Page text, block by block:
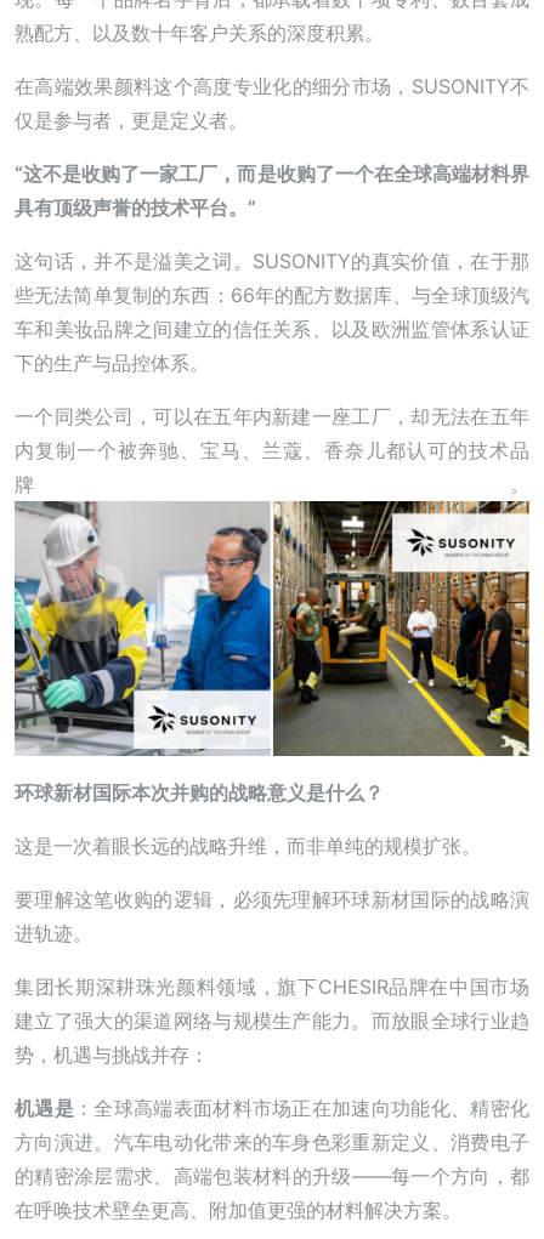
熟配方、以及数十年客户关系的深度积累。
在高端效果颜料这个高度专业化的细分市场，SUSONITY不
仅是参与者，更是定义者。
“这不是收购了一家工厂，而是收购了一个在全球高端材料界
具有顶级声誉的技术平台。”
这句话，并不是溢美之词。SUSONITY的真实价值，在于那
些无法简单复制的东西：66年的配方数据库、与全球顶级汽
车和美妆品牌之间建立的信任关系、以及欧洲监管体系认证
下的生产与品控体系。
一个同类公司，可以在五年内新建一座工厂，却无法在五年
内复制一个被奔驰、宝马、兰蔻、香奈儿都认可的技术品
牌。
环球新材国际本次并购的战略意义是什么？
这是一次着眼长远的战略升维，而非单纯的规模扩张。
要理解这笔收购的逻辑，必须先理解环球新材国际的战略演
进轨迹。
集团长期深耕珠光颜料领域，旗下CHESIR品牌在中国市场
建立了强大的渠道网络与规模生产能力。而放眼全球行业趋
势，机遇与挑战并存：
机遇是：全球高端表面材料市场正在加速向功能化、精密化
方向演进。汽车电动化带来的车身色彩重新定义、消费电子
的精密涂层需求、高端包装材料的升级——每一个方向，都
在呼唤技术壁垒更高、附加值更强的材料解决方案。